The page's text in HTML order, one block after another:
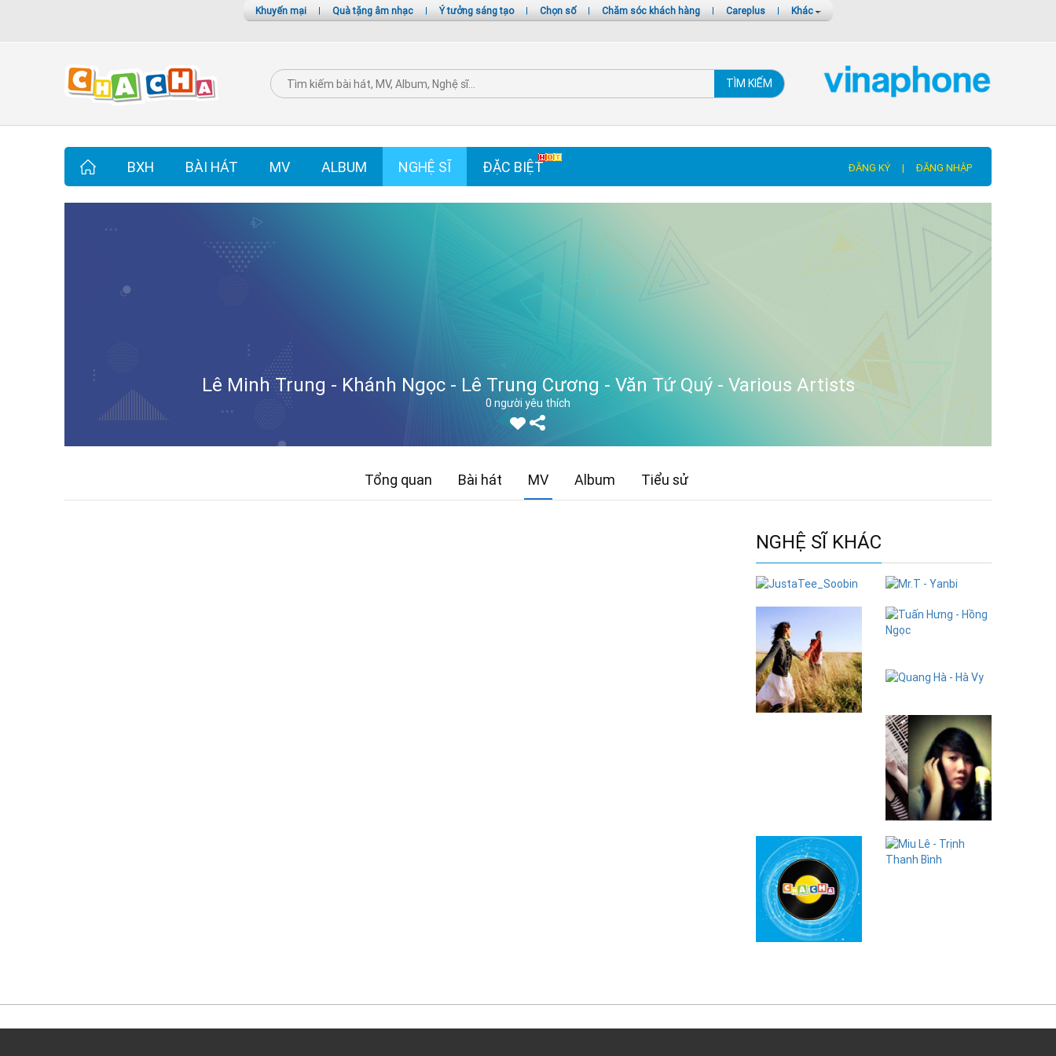
Khuyến mại | Quà tặng âm nhạc | Ý tưởng sáng tạo | Chọn số | Chăm sóc khách hàng | Careplus | Khác
TÌM KIẾM
BXH BÀI HÁT MV ALBUM NGHỆ SĨ ĐẶC BIỆT ĐĂNG KÝ | ĐĂNG NHẬP
Lê Minh Trung - Khánh Ngọc - Lê Trung Cương - Văn Tứ Quý - Various Artists
0 người yêu thích
Tổng quan Bài hát MV Album Tiểu sử
NGHỆ SĨ KHÁC